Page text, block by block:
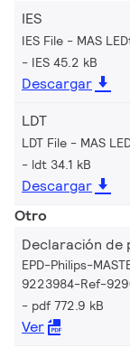
IES
IES File - MAS
IES 45.2 kB
Descargar
LDT
LDT File - MAS
ldt 34.1 kB
Descargar
Otro
Declaración de
EPD-Philips-
9223984-Ref-
pdf 772.9 kB
Ver